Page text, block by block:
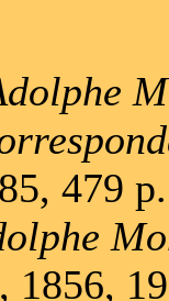
479 p.
1856,